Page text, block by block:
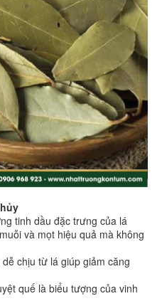
tinh dầu đặc trưng của lá
và mọt hiệu quả mà không
chịu từ lá giúp giảm căng
quế là biểu tượng của vinh